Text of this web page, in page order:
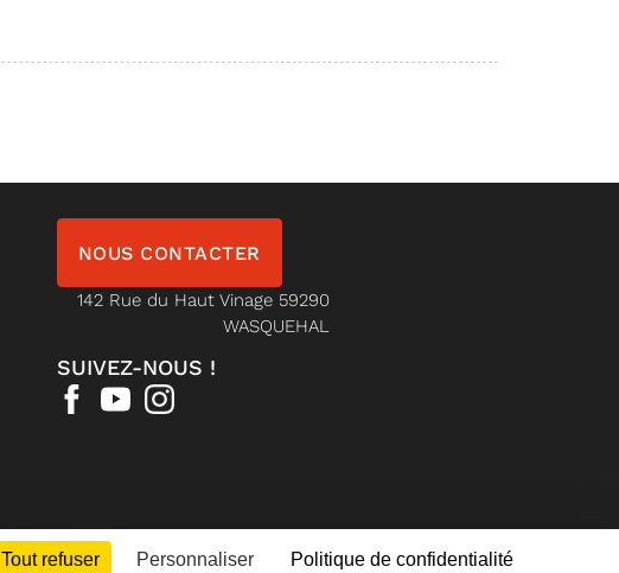
NOUS CONTACTER
142 Rue du Haut Vinage 59290
WASQUEHAL
SUIVEZ-NOUS !
Tout refuser Personnaliser Politique de confidentialité